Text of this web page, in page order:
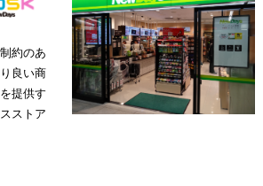
約のあ
良い商
提供す
ストア